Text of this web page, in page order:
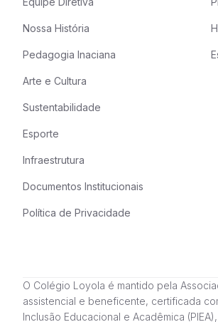
Nossa História
Pedagogia Inaciana
Arte e Cultura
Sustentabilidade
Esporte
Infraestrutura
Documentos Institucionais
Política de Privacidade
O Colégio Loyola é mantido pela
assistencial e beneficente, certificada
Inclusão Educacional e Acadêmica